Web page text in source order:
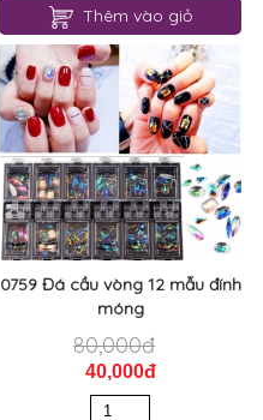
Thêm vào giỏ
0759 Đá cầu vòng 12 mẫu đính
móng
80,000đ
40,000đ